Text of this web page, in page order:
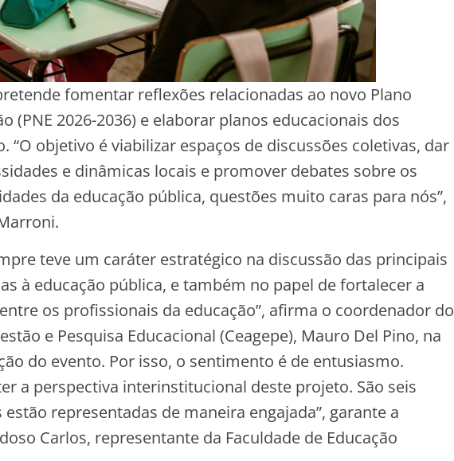
fomentar reflexões relacionadas ao novo Plano
(PNE 2026-2036) e elaborar planos educacionais dos
“O objetivo é viabilizar espaços de discussões coletivas, dar
e dinâmicas locais e promover debates sobre os
da educação pública, questões muito caras para nós”,
teve um caráter estratégico na discussão das principais
à educação pública, e também no papel de fortalecer a
os profissionais da educação”, afirma o coordenador do
e Pesquisa Educacional (Ceagepe), Mauro Del Pino, na
do evento. Por isso, o sentimento é de entusiasmo.
a perspectiva interinstitucional deste projeto. São seis
representadas de maneira engajada”, garante a
Carlos, representante da Faculdade de Educação